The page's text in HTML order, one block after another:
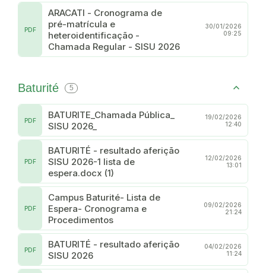
ARACATI - Cronograma de
pré-matrícula e
heteroidentificação -
Chamada Regular - SISU 2026
PDF
30/01/2026
09:25
Baturité 5
BATURITE_Chamada Pública_
SISU 2026_
PDF
19/02/2026
12:40
BATURITÉ - resultado aferição
SISU 2026-1 lista de
espera.docx (1)
PDF
12/02/2026
13:01
Campus Baturité- Lista de
Espera- Cronograma e
Procedimentos
PDF
09/02/2026
21:24
BATURITÉ - resultado aferição
SISU 2026
PDF
04/02/2026
11:24